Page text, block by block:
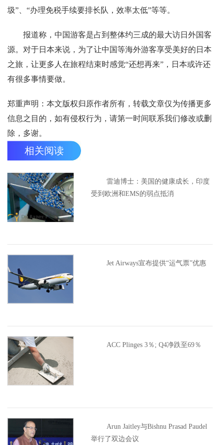
圾”、“办理免税手续要排长队，效率太低”等等。
报道称，中国游客是占到整体约三成的最大访日外国客
源。对于日本来说，为了让中国等海外游客享受美好的日本
之旅，让更多人在旅程结束时感觉“还想再来”，日本或许还
有很多事情要做。
郑重声明：本文版权归原作者所有，转载文章仅为传播更多
信息之目的，如有侵权行为，请第一时间联系我们修改或删
除，多谢。
相关阅读
雷迪博士：美国的健康成长，印度
受到欧洲和EMS的弱点抵消
Jet Airways宣布提供“运气票”优惠
ACC Plinges 3％; Q4净跌至69％
Arun Jaitley与Bishnu Prasad Paudel
举行了双边会议